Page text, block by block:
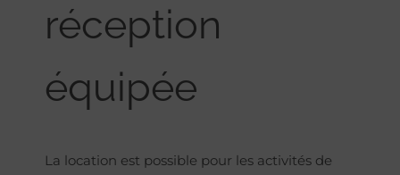
réception
équipée
La location est possible pour les activités de